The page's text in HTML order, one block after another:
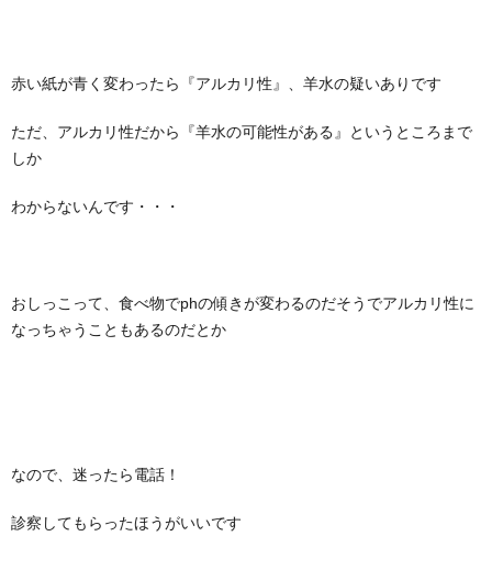
赤い紙が青く変わったら『アルカリ性』、羊水の疑いありです
ただ、アルカリ性だから『羊水の可能性がある』というところまで
しか
わからないんです・・・
おしっこって、食べ物でphの傾きが変わるのだそうでアルカリ性に
なっちゃうこともあるのだとか
なので、迷ったら電話！
診察してもらったほうがいいです